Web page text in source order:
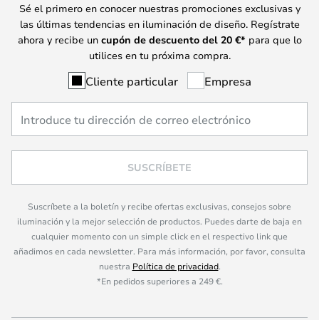
Sé el primero en conocer nuestras promociones exclusivas y
las últimas tendencias en iluminación de diseño. Regístrate
ahora y recibe un cupón de descuento del 20 €* para que lo
utilices en tu próxima compra.
Cliente particular Empresa
SUSCRÍBETE
Suscríbete a la boletín y recibe ofertas exclusivas, consejos sobre
iluminación y la mejor selección de productos. Puedes darte de baja en
cualquier momento con un simple click en el respectivo link que
añadimos en cada newsletter. Para más información, por favor, consulta
nuestra Política de privacidad.
*En pedidos superiores a 249 €.